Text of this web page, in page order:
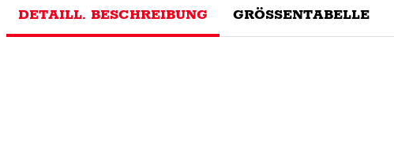
DETAILL. BESCHREIBUNG GRÖSSENTABELLE